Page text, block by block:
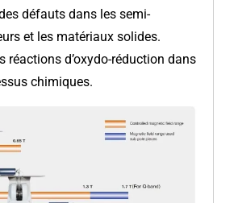
défauts dans les semi-
et les matériaux solides.
réactions d’oxydo-réduction dans
chimiques.